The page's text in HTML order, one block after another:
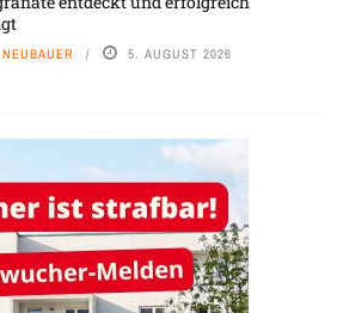
5. AUGUST 2026